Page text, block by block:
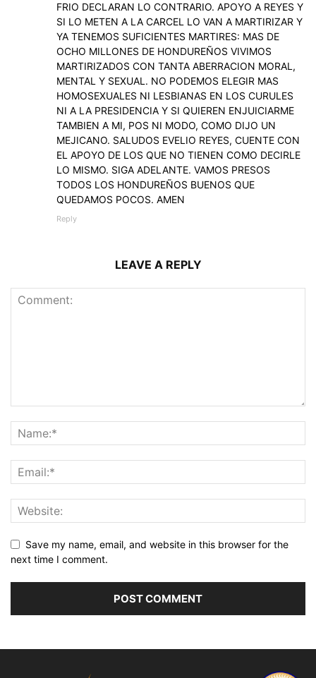
FRIO DECLARAN LO CONTRARIO. APOYO A REYES Y
SI LO METEN A LA CARCEL LO VAN A MARTIRIZAR Y
YA TENEMOS SUFICIENTES MARTIRES: MAS DE
OCHO MILLONES DE HONDUREÑOS VIVIMOS
MARTIRIZADOS CON TANTA ABERRACION MORAL,
MENTAL Y SEXUAL. NO PODEMOS ELEGIR MAS
HOMOSEXUALES NI LESBIANAS EN LOS CURULES
NI A LA PRESIDENCIA Y SI QUIEREN ENJUICIARME
TAMBIEN A MI, POS NI MODO, COMO DIJO UN
MEJICANO. SALUDOS EVELIO REYES, CUENTE CON
EL APOYO DE LOS QUE NO TIENEN COMO DECIRLE
LO MISMO. SIGA ADELANTE. VAMOS PRESOS
TODOS LOS HONDUREÑOS BUENOS QUE
QUEDAMOS POCOS. AMEN
Reply
LEAVE A REPLY
Save my name, email, and website in this browser for the
next time I comment.